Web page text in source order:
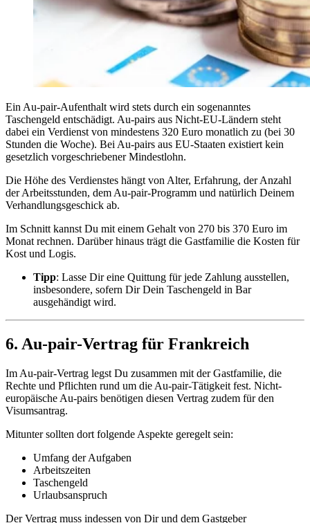
Ein Au-pair-Aufenthalt wird stets durch ein sogenanntes
Taschengeld entschädigt. Au-pairs aus Nicht-EU-Ländern steht
dabei ein Verdienst von mindestens 320 Euro monatlich zu (bei 30
Stunden die Woche). Bei Au-pairs aus EU-Staaten existiert kein
gesetzlich vorgeschriebener Mindestlohn.
Die Höhe des Verdienstes hängt von Alter, Erfahrung, der Anzahl
der Arbeitsstunden, dem Au-pair-Programm und natürlich Deinem
Verhandlungsgeschick ab.
Im Schnitt kannst Du mit einem Gehalt von 270 bis 370 Euro im
Monat rechnen. Darüber hinaus trägt die Gastfamilie die Kosten für
Kost und Logis.
Tipp: Lasse Dir eine Quittung für jede Zahlung ausstellen,
insbesondere, sofern Dir Dein Taschengeld in Bar
ausgehändigt wird.
6. Au-pair-Vertrag für Frankreich
Im Au-pair-Vertrag legst Du zusammen mit der Gastfamilie, die
Rechte und Pflichten rund um die Au-pair-Tätigkeit fest. Nicht-
europäische Au-pairs benötigen diesen Vertrag zudem für den
Visumsantrag.
Mitunter sollten dort folgende Aspekte geregelt sein:
Umfang der Aufgaben
Arbeitszeiten
Taschengeld
Urlaubsanspruch
Der Vertrag muss indessen von Dir und dem Gastgeber